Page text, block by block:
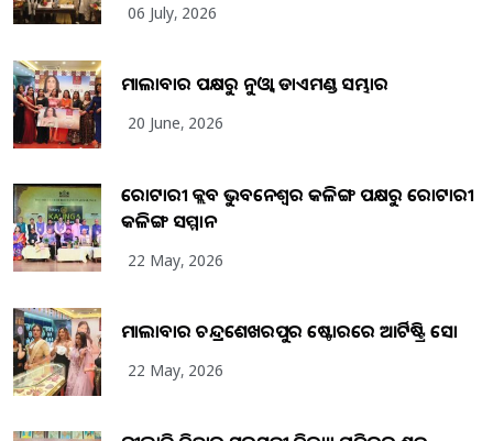
06 July, 2026
ମାଲାବାର ପକ୍ଷରୁ ନୁଓ୍ବା ଡାଏମଣ୍ଡ ସମ୍ଭାର
20 June, 2026
ରୋଟାରୀ କ୍ଲବ ଭୁବନେଶ୍ୱର କଳିଙ୍ଗ ପକ୍ଷରୁ ରୋଟାରୀ
କଳିଙ୍ଗ ସମ୍ମାନ
22 May, 2026
ମାଲାବାର ଚନ୍ଦ୍ରଶେଖରପୁର ଷ୍ଟୋରରେ ଆର୍ଟିଷ୍ଟ୍ରି ସୋ
22 May, 2026